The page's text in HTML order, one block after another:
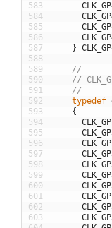
583
584
585
586
587
588
589
590
591
592
593
594
595
596
597
598
599
600
601
602
603
}
//
//
//
typedef
{